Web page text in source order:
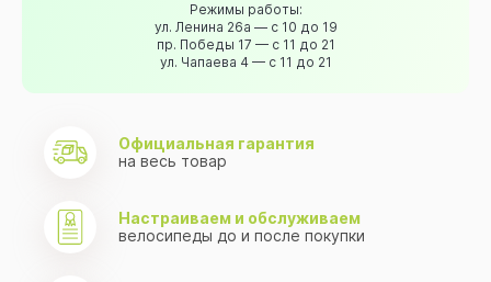
Режимы работы:
ул. Ленина 26а — с 10 до 19
пр. Победы 17 — с 11 до 21
ул. Чапаева 4 — с 11 до 21
Официальная гарантия
на весь товар
Настраиваем и обслуживаем
велосипеды до и после покупки